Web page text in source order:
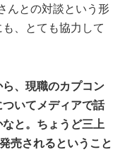
んとの対談という形
、とても協力して
、現職のカプコン
いてメディアで話
と。ちょうど三上
売されるということ